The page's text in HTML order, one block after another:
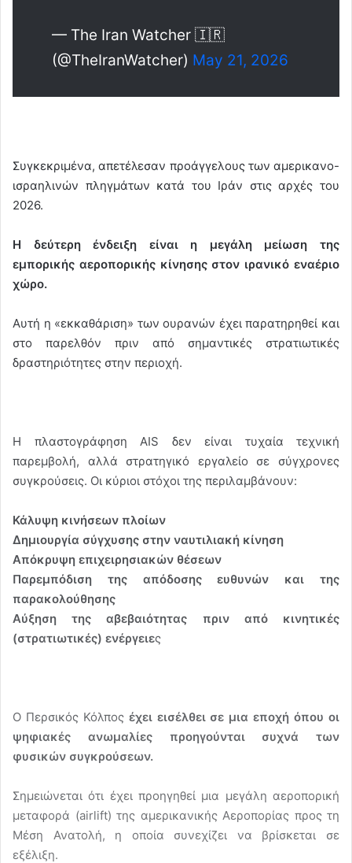
— The Iran Watcher 🇮🇷
(@TheIranWatcher) May 21, 2026
Συγκεκριμένα, απετέλεσαν προάγγελους των αμερικανο-
ισραηλινών πληγμάτων κατά του Ιράν στις αρχές του
2026.
Η δεύτερη ένδειξη είναι η μεγάλη μείωση της
εμπορικής αεροπορικής κίνησης στον ιρανικό εναέριο
χώρο.
Αυτή η «εκκαθάριση» των ουρανών έχει παρατηρηθεί και
στο παρελθόν πριν από σημαντικές στρατιωτικές
δραστηριότητες στην περιοχή.
Η πλαστογράφηση AIS δεν είναι τυχαία τεχνική
παρεμβολή, αλλά στρατηγικό εργαλείο σε σύγχρονες
συγκρούσεις. Οι κύριοι στόχοι της περιλαμβάνουν:
Κάλυψη κινήσεων πλοίων
Δημιουργία σύγχυσης στην ναυτιλιακή κίνηση
Απόκρυψη επιχειρησιακών θέσεων
Παρεμπόδιση της απόδοσης ευθυνών και της
παρακολούθησης
Αύξηση της αβεβαιότητας πριν από κινητικές
(στρατιωτικές) ενέργειες
Ο Περσικός Κόλπος έχει εισέλθει σε μια εποχή όπου οι
ψηφιακές ανωμαλίες προηγούνται συχνά των
φυσικών συγκρούσεων.
Σημειώνεται ότι έχει προηγηθεί μια μεγάλη αεροπορική
μεταφορά (airlift) της αμερικανικής Αεροπορίας προς τη
Μέση Ανατολή, η οποία συνεχίζει να βρίσκεται σε
εξέλιξη.